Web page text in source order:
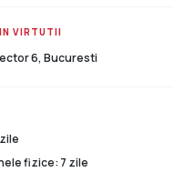
VIRTUTII
6, Bucuresti
fizice: 7 zile